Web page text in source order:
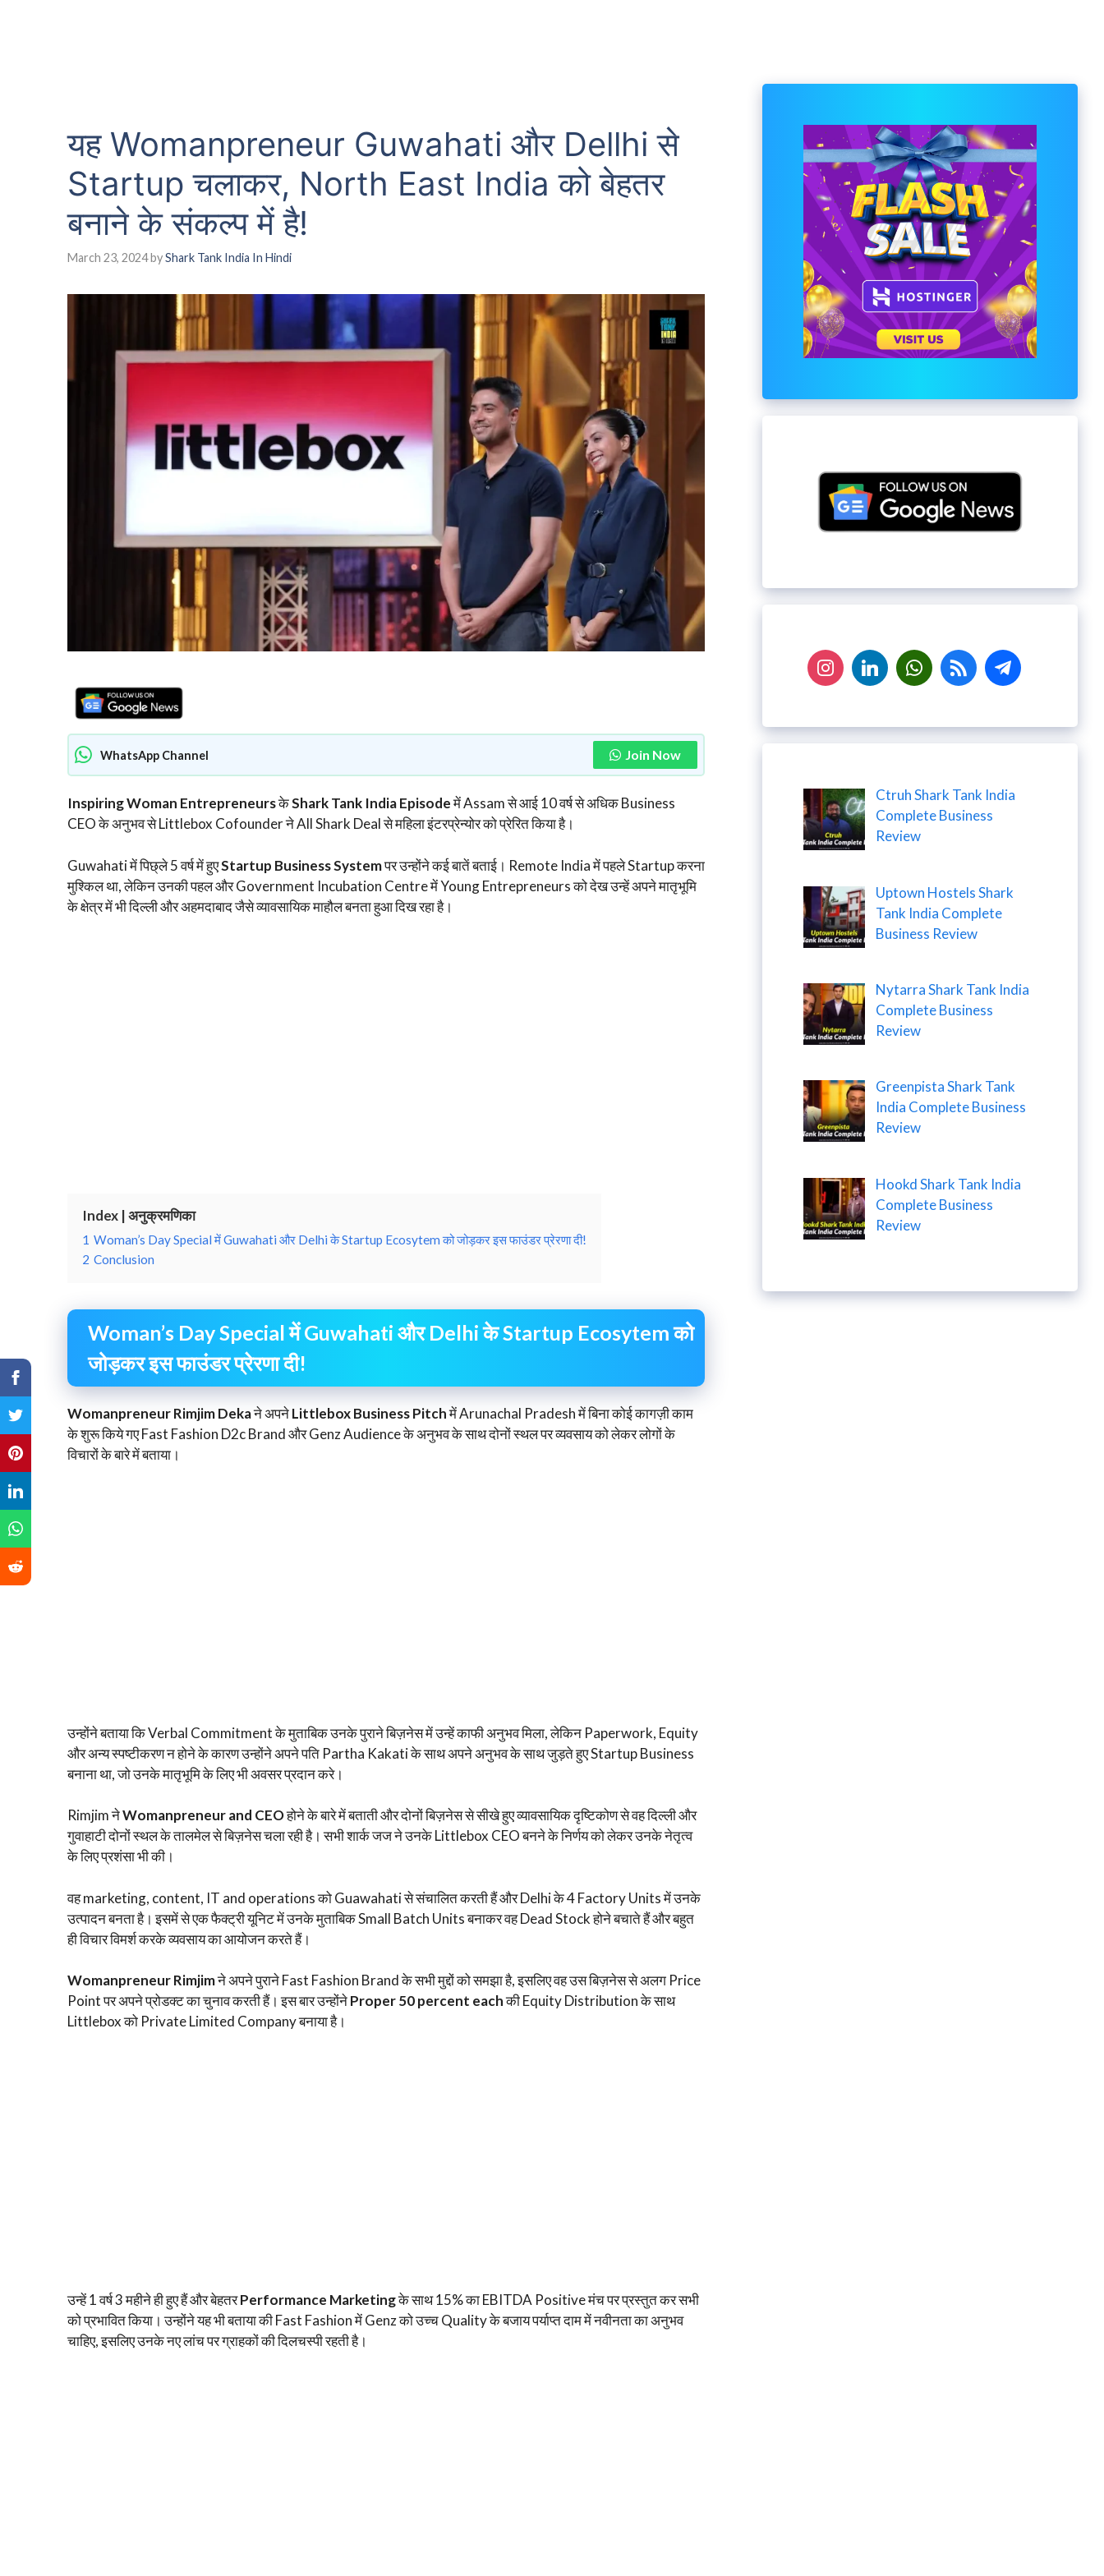
यह Womanpreneur Guwahati और Dellhi से
Startup चलाकर, North East India को बेहतर
बनाने के संकल्प में है!
March 23, 2024byShark Tank India In Hindi
WhatsApp Channel Join Now
Inspiring Woman EntrepreneursकेShark Tank India Episodeमें Assam से आई 10 वर्ष से अधिक Business
CEO के अनुभव से Littlebox Cofounder ने All Shark Deal से महिला इंटरप्रेन्योर को प्रेरित किया है।
Guwahati में पिछ्ले 5 वर्ष में हुएStartup Business Systemपर उन्होंने कई बातें बताई। Remote India में पहले Startup करना
मुश्किल था, लेकिन उनकी पहल और Government Incubation Centre में Young Entrepreneurs को देख उन्हें अपने मातृभूमि
के क्षेत्र में भी दिल्ली और अहमदाबाद जैसे व्यावसायिक माहौल बनता हुआ दिख रहा है।
Index | अनुक्रमणिका
1 Woman’s Day Special में Guwahati और Delhi के Startup Ecosytem को जोड़कर इस फाउंडर प्रेरणा दी!
2 Conclusion
Woman’s Day Special में Guwahati और Delhi के Startup Ecosytem को
जोड़कर इस फाउंडर प्रेरणा दी!
Womanpreneur Rimjim Dekaने अपनेLittlebox Business Pitchमें Arunachal Pradesh में बिना कोई कागज़ी काम
के शुरू किये गए Fast Fashion D2c Brand और Genz Audience के अनुभव के साथ दोनों स्थल पर व्यवसाय को लेकर लोगों के
विचारों के बारे में बताया।
उन्होंने बताया कि Verbal Commitment के मुताबिक उनके पुराने बिज़नेस में उन्हें काफी अनुभव मिला, लेकिन Paperwork, Equity
और अन्य स्पष्टीकरण न होने के कारण उन्होंने अपने पति Partha Kakati के साथ अपने अनुभव के साथ जुड़ते हुए Startup Business
बनाना था, जो उनके मातृभूमि के लिए भी अवसर प्रदान करे।
Rimjim नेWomanpreneur and CEOहोने के बारे में बताती और दोनों बिज़नेस से सीखे हुए व्यावसायिक दृष्टिकोण से वह दिल्ली और
गुवाहाटी दोनों स्थल के तालमेल से बिज़नेस चला रही है। सभी शार्क जज ने उनके Littlebox CEO बनने के निर्णय को लेकर उनके नेतृत्व
के लिए प्रशंसा भी की।
वह marketing, content, IT and operations को Guawahati से संचालित करती हैं और Delhi के 4 Factory Units में उनके
उत्पादन बनता है। इसमें से एक फैक्ट्री यूनिट में उनके मुताबिक Small Batch Units बनाकर वह Dead Stock होने बचाते हैं और बहुत
ही विचार विमर्श करके व्यवसाय का आयोजन करते हैं।
Womanpreneur Rimjimने अपने पुराने Fast Fashion Brand के सभी मुद्दों को समझा है, इसलिए वह उस बिज़नेस से अलग Price
Point पर अपने प्रोडक्ट का चुनाव करती हैं। इस बार उन्होंनेProper 50 percent eachकी Equity Distribution के साथ
Littlebox को Private Limited Company बनाया है।
उन्हें 1 वर्ष 3 महीने ही हुए हैं और बेहतरPerformance Marketingके साथ 15% का EBITDA Positive मंच पर प्रस्तुत कर सभी
को प्रभावित किया। उन्होंने यह भी बताया की Fast Fashion में Genz को उच्च Quality के बजाय पर्याप्त दाम में नवीनता का अनुभव
चाहिए, इसलिए उनके नए लांच पर ग्राहकों की दिलचस्पी रहती है।
Ctruh Shark Tank India
Complete Business
Review
Uptown Hostels Shark
Tank India Complete
Business Review
Nytarra Shark Tank India
Complete Business
Review
Greenpista Shark Tank
India Complete Business
Review
Hookd Shark Tank India
Complete Business
Review